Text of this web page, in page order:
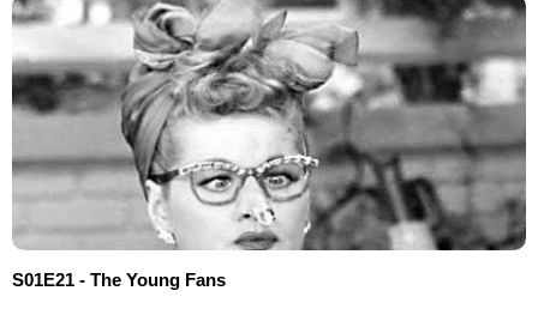
S01E21 - The Young Fans